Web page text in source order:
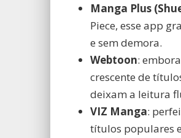
Manga Plus
Piece, esse app
e sem demora.
Webtoon:
crescente de
deixam a leitura
VIZ Manga:
títulos populares